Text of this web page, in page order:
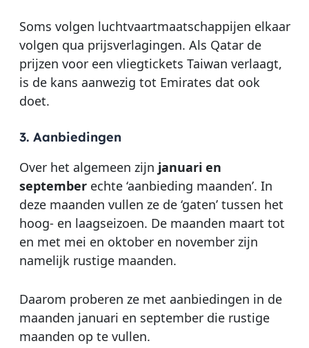
Soms volgen luchtvaartmaatschappijen elkaar
volgen qua prijsverlagingen. Als Qatar de
prijzen voor een vliegtickets Taiwan verlaagt,
is de kans aanwezig tot Emirates dat ook
doet.
3. Aanbiedingen
Over het algemeen zijn januari en
septemberechte ‘aanbieding maanden’. In
deze maanden vullen ze de ‘gaten’ tussen het
hoog- en laagseizoen. De maanden maart tot
en met mei en oktober en november zijn
namelijk rustige maanden.
Daarom proberen ze met aanbiedingen in de
maanden januari en september die rustige
maanden op te vullen.